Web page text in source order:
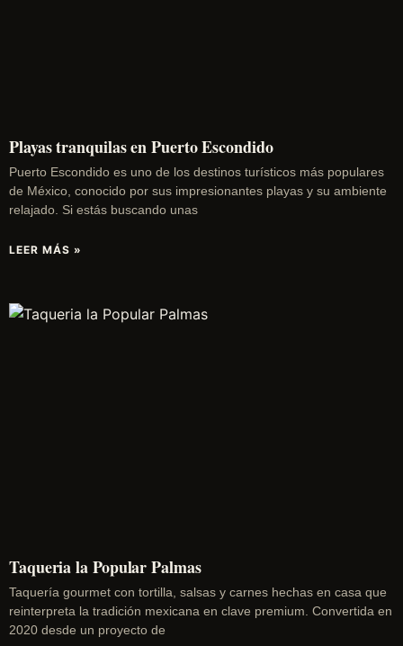
Playas tranquilas en Puerto Escondido
Puerto Escondido es uno de los destinos turísticos más populares
de México, conocido por sus impresionantes playas y su ambiente
relajado. Si estás buscando unas
LEER MÁS »
Taqueria la Popular Palmas
Taquería gourmet con tortilla, salsas y carnes hechas en casa que
reinterpreta la tradición mexicana en clave premium. Convertida en
2020 desde un proyecto de